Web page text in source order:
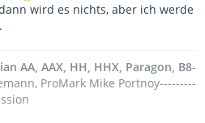
wird es nichts, aber ich werde
AA, AAX, HH, HHX, Paragon, B8-
ProMark Mike Portnoy---------